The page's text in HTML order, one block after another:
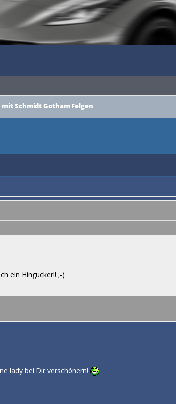
mit Schmidt Gotham Felgen
ein Hingucker!! ;-)
lady bei Dir verschönern!